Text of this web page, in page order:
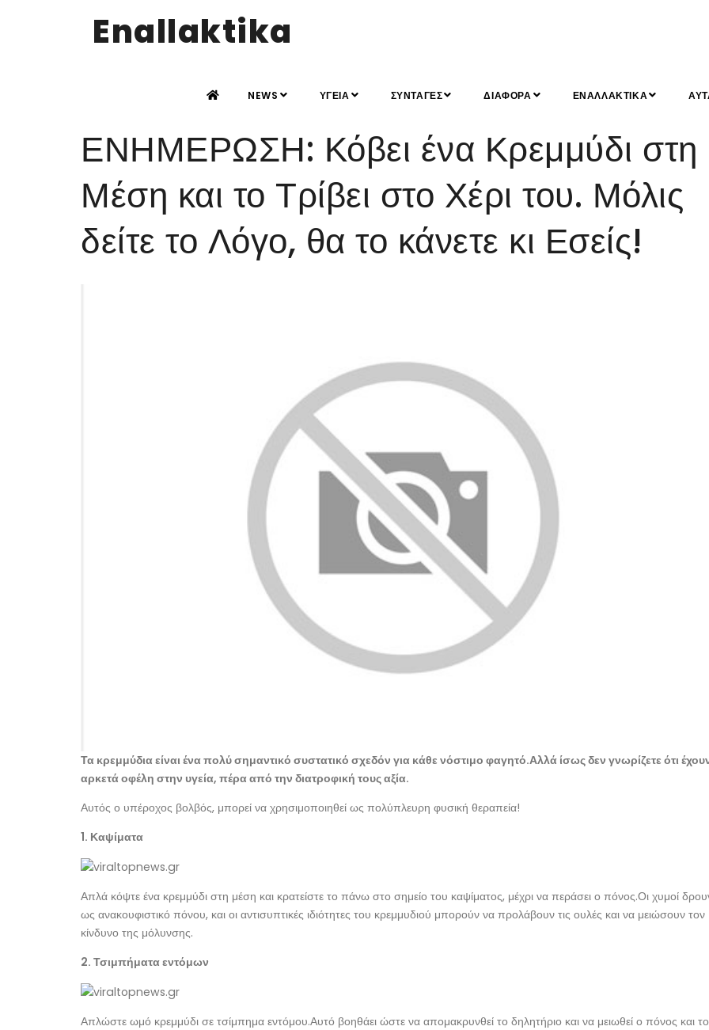
Enallaktika
NEWS ΥΓΕΙΑ ΣΥΝΤΑΓΕΣ ΔΙΑΦΟΡΑ ΕΝΑΛΛΑΚΤΙΚΑ
ΕΝΗΜΕΡΩΣΗ: Κόβει ένα Κρεμμύδι στη
Μέση και το Τρίβει στο Χέρι του. Μόλις
δείτε το Λόγο, θα το κάνετε κι Εσείς!
Τα κρεμμύδια είναι ένα πολύ σημαντικό συστατικό σχεδόν για κάθε νόστιμο φαγητό.Αλλά ίσως δεν γνωρίζετε ότι
αρκετά οφέλη στην υγεία, πέρα από την διατροφική τους αξία.
Αυτός ο υπέροχος βολβός, μπορεί να χρησιμοποιηθεί ως πολύπλευρη φυσική θεραπεία!
1. Καψίματα
Απλά κόψτε ένα κρεμμύδι στη μέση και κρατείστε το πάνω στο σημείο του καψίματος, μέχρι να περάσει ο πόνος.Οι χυμοί
ως ανακουφιστικό πόνου, και οι αντισυπτικές ιδιότητες του κρεμμυδιού μπορούν να προλάβουν τις ουλές και να μειώσουν τον
κίνδυνο της μόλυνσης.
2. Τσιμπήματα εντόμων
Απλώστε ωμό κρεμμύδι σε τσίμπημα εντόμου.Αυτό βοηθάει ώστε να απομακρυνθεί το δηλητήριο και να μειωθεί ο πόνος και το